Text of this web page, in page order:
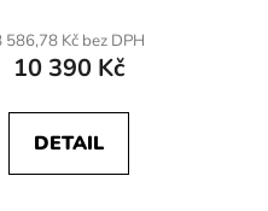
586,78 Kč bez DPH
10 390 Kč
DETAIL